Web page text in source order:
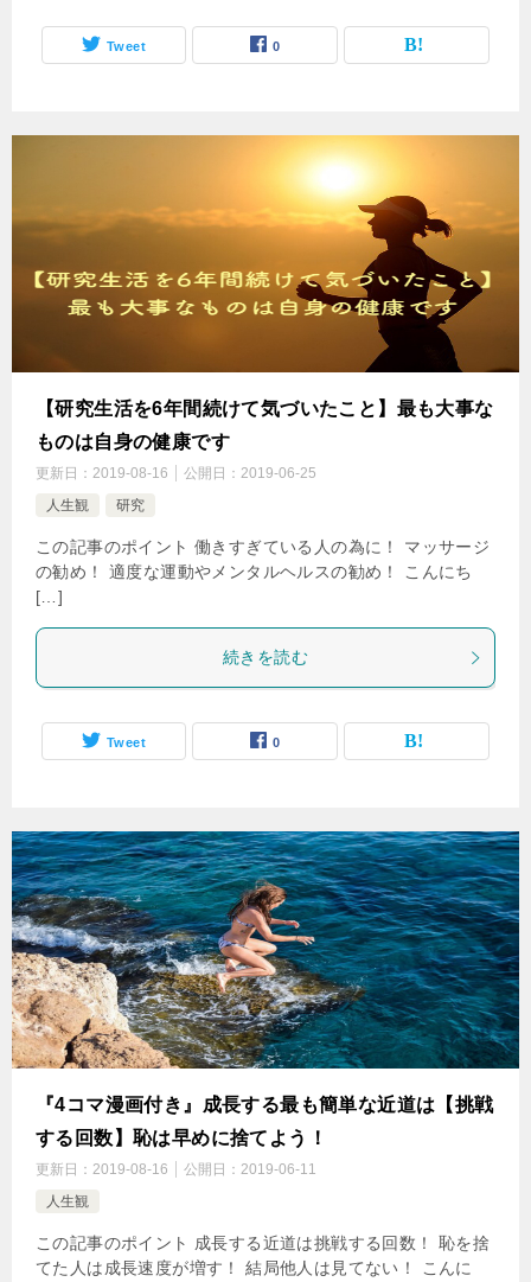
Tweet 0
【研究生活を6年間続けて気づいたこと】最も大事な
ものは自身の健康です
更新日： 2019-08-16 公開日： 2019-06-25
人生観
研究
この記事のポイント 働きすぎている人の為に！ マッサージ
の勧め！ 適度な運動やメンタルヘルスの勧め！ こんにち
[…]
続きを読む
Tweet 0
『4コマ漫画付き』成長する最も簡単な近道は【挑戦
する回数】恥は早めに捨てよう！
更新日： 2019-08-16 公開日： 2019-06-11
人生観
この記事のポイント 成長する近道は挑戦する回数！ 恥を捨
てた人は成長速度が増す！ 結局他人は見てない！ こんに